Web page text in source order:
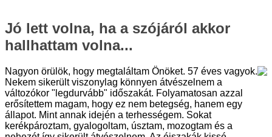
Jó lett volna, ha a szójáról akkor
hallhattam volna...
Nagyon örülök, hogy megtaláltam Önöket. 57 éves vagyok.
Nekem sikerült viszonylag könnyen átvészelnem a
változókor "legdurvább" időszakát. Folyamatosan azzal
erősítettem magam, hogy ez nem betegség, hanem egy
állapot. Mint annak idején a terhességem. Sokat
kerékpároztam, gyalogoltam, úsztam, mozogtam és a